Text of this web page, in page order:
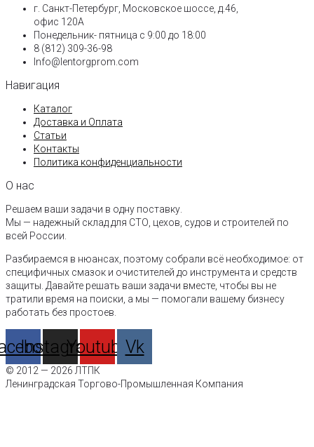
г. Санкт-Петербург, Московское шоссе, д.46,
офис 120А
Понедельник- пятница с 9:00 до 18:00​
8 (812) 309-36-98
Info@lentorgprom.com
Навигация
Каталог
Доставка и Оплата
Статьи
Контакты
Политика конфиденциальности
О нас
Решаем ваши задачи в одну поставку.
Мы — надежный склад для СТО, цехов, судов и строителей по
всей России.
Разбираемся в нюансах, поэтому собрали всё необходимое: от
специфичных смазок и очистителей до инструмента и средств
защиты. Давайте решать ваши задачи вместе, чтобы вы не
тратили время на поиски, а мы — помогали вашему бизнесу
работать без простоев.
Instagram
YoutubeVk
© 2012 — 2026 ЛТПК
Ленинградская Торгово-Промышленная Компания